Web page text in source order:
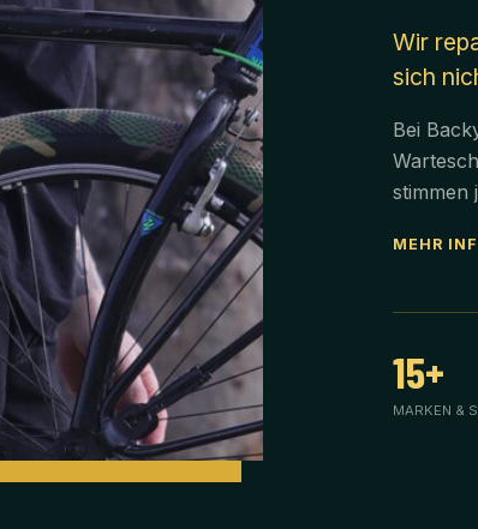
Wir
sich
Bei
stimmen
MEHR
15+
MARKEN &